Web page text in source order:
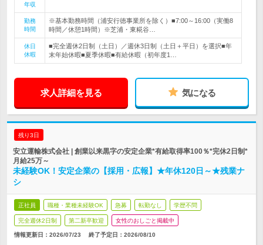
年収
勤務
時間
※基本勤務時間（浦安行徳事業所を除く）■7:00～16:00（実働8
時間／休憩1時間）※芝浦・東糀谷…
休日
休暇
■完全週休2日制（土日）／週休3日制（土日＋平日）を選択■年
末年始休暇■夏季休暇■有給休暇（初年度1…
求人詳細を見る 気になる
残り3日
安立運輸株式会社 | 創業以来黒字の安定企業*有給取得率100％*完休2日制*
月給25万～
未経験OK！安定企業の【採用・広報】★年休120日～★残業ナ
シ
正社員 職種・業種未経験OK 急募 転勤なし 学歴不問
完全週休2日制 第二新卒歓迎 女性のおしごと掲載中
情報更新日：2026/07/23 終了予定日： 2026/08/10